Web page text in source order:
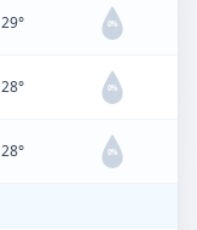
29° 0%
28° 0%
28° 0%